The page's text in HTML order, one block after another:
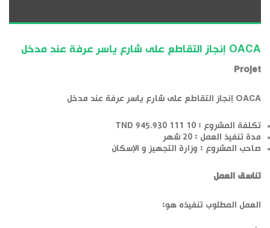
OACA إنجاز التقاطع على شارع ياسر عرفة عند مدخل
Projet
OACA إنجاز التقاطع على شارع ياسر عرفة عند مدخل
تكلفة المشروع : 10 111 945.930 TND
مدة تنفيذ العمل : 20 شهر
صاحب المشروع : وزارة التجهيز و الإسكان
تناسق العمل
العمل المطلوب تنفيذه هو: